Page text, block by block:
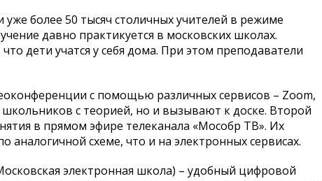
более 50 тысяч столичных учителей в режиме
давно практикуется в московских школах.
дети учатся у себя дома. При этом преподаватели
с помощью различных сервисов – Zoom,
с теорией, но и вызывают к доске. Второй
в прямом эфире телеканала «Мособр ТВ». Их
схеме, что и на электронных сервисах.
электронная школа) – удобный цифровой